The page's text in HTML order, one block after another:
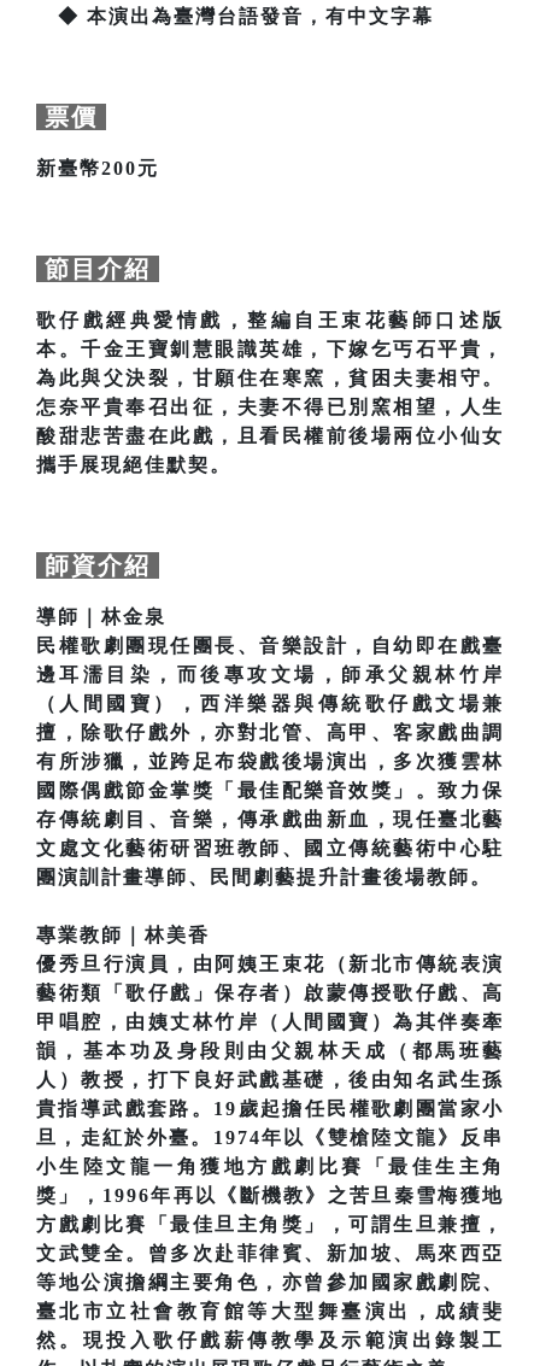
◆ 本演出為臺灣台語發音，有中文字幕
票價
新臺幣200元
節目介紹
歌仔戲經典愛情戲，整編自王束花藝師口述版
本。千金王寶釧慧眼識英雄，下嫁乞丐石平貴，
為此與父決裂，甘願住在寒窯，貧困夫妻相守。
怎奈平貴奉召出征，夫妻不得已別窯相望，人生
酸甜悲苦盡在此戲，且看民權前後場兩位小仙女
攜手展現絕佳默契。
師資介紹
導師｜林金泉
民權歌劇團現任團長、音樂設計，自幼即在戲臺
邊耳濡目染，而後專攻文場，師承父親林竹岸
（人間國寶），西洋樂器與傳統歌仔戲文場兼
擅，除歌仔戲外，亦對北管、高甲、客家戲曲調
有所涉獵，並跨足布袋戲後場演出，多次獲雲林
國際偶戲節金掌獎「最佳配樂音效獎」。致力保
存傳統劇目、音樂，傳承戲曲新血，現任臺北藝
文處文化藝術研習班教師、國立傳統藝術中心駐
團演訓計畫導師、民間劇藝提升計畫後場教師。
專業教師｜林美香
優秀旦行演員，由阿姨王束花（新北市傳統表演
藝術類「歌仔戲」保存者）啟蒙傳授歌仔戲、高
甲唱腔，由姨丈林竹岸（人間國寶）為其伴奏牽
韻，基本功及身段則由父親林天成（都馬班藝
人）教授，打下良好武戲基礎，後由知名武生孫
貴指導武戲套路。19歲起擔任民權歌劇團當家小
旦，走紅於外臺。1974年以《雙槍陸文龍》反串
小生陸文龍一角獲地方戲劇比賽「最佳生主角
獎」，1996年再以《斷機教》之苦旦秦雪梅獲地
方戲劇比賽「最佳旦主角獎」，可謂生旦兼擅，
文武雙全。曾多次赴菲律賓、新加坡、馬來西亞
等地公演擔綱主要角色，亦曾參加國家戲劇院、
臺北市立社會教育館等大型舞臺演出，成績斐
然。現投入歌仔戲薪傳教學及示範演出錄製工